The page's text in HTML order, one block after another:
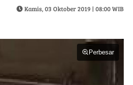
Kamis, 03 Oktober 2019 | 08:00 WIB
Perbesar